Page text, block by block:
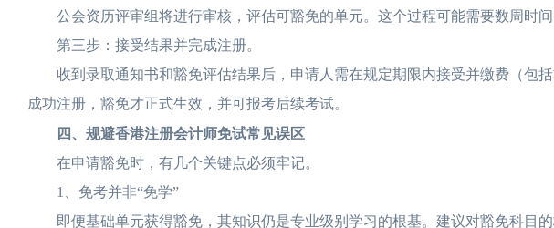
公会资历评审组将进行审核，评估可豁免的单元。这个过程可能需要数周时间
第三步：接受结果并完成注册。
收到录取通知书和豁免评估结果后，申请人需在规定期限内接受并缴费（包
成功注册，豁免才正式生效，并可报考后续考试。
四、规避香港注册会计师免试常见误区
在申请豁免时，有几个关键点必须牢记。
1、免考并非“免学”
即便基础单元获得豁免，其知识仍是专业级别学习的根基。建议对豁免科目的